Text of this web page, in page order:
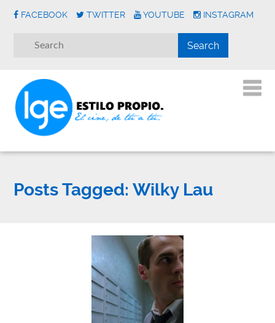
FACEBOOK TWITTER YOUTUBE INSTAGRAM
Posts Tagged: Wilky Lau